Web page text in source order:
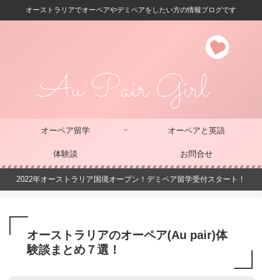
オーストラリアでオーペアやデミペアをしたい方の情報ブログです
オーペア留学 オーペアと英語
体験談 お問合せ
2022年オーストラリア国境オープン！デミペア留学受付スタート！
オーストラリアのオーペア(Au pair)体
験談まとめ７選！